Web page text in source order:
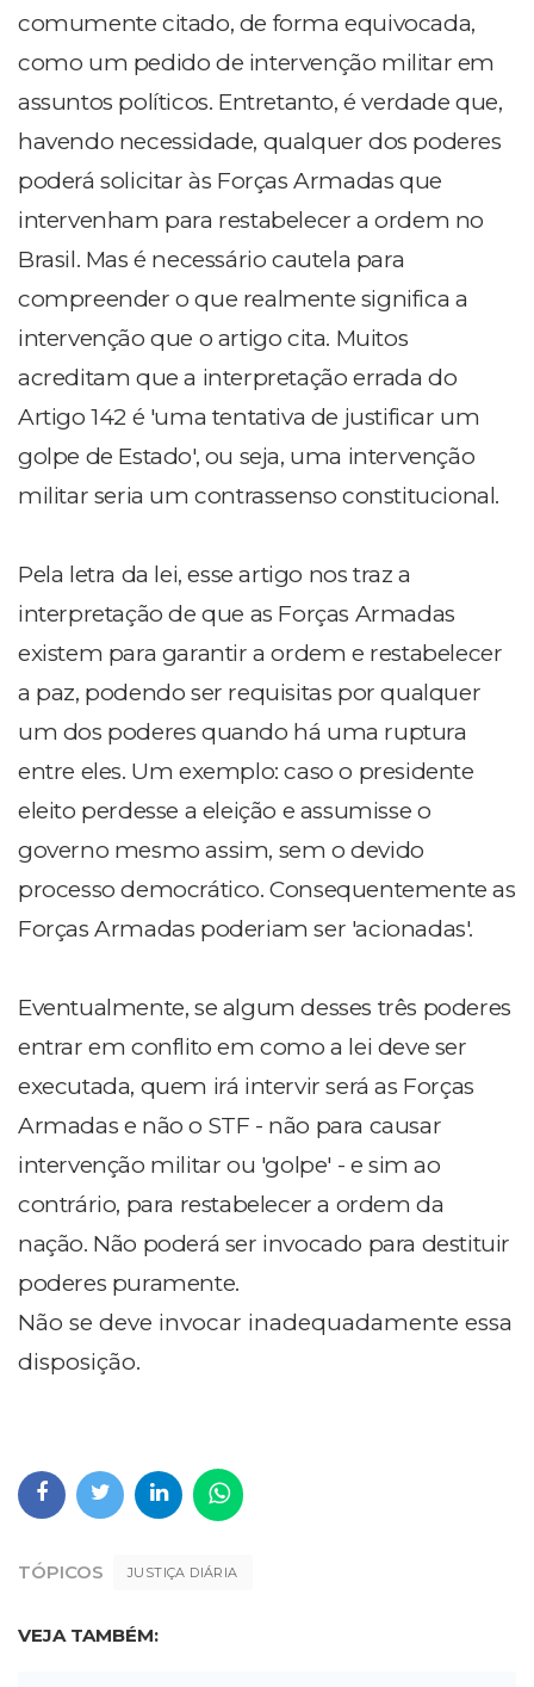
comumente citado, de forma equivocada,
como um pedido de intervenção militar em
assuntos políticos. Entretanto, é verdade que,
havendo necessidade, qualquer dos poderes
poderá solicitar às Forças Armadas que
intervenham para restabelecer a ordem no
Brasil. Mas é necessário cautela para
compreender o que realmente significa a
intervenção que o artigo cita. Muitos
acreditam que a interpretação errada do
Artigo 142 é 'uma tentativa de justificar um
golpe de Estado', ou seja, uma intervenção
militar seria um contrassenso constitucional.
Pela letra da lei, esse artigo nos traz a
interpretação de que as Forças Armadas
existem para garantir a ordem e restabelecer
a paz, podendo ser requisitas por qualquer
um dos poderes quando há uma ruptura
entre eles. Um exemplo: caso o presidente
eleito perdesse a eleição e assumisse o
governo mesmo assim, sem o devido
processo democrático. Consequentemente as
Forças Armadas poderiam ser 'acionadas'.
Eventualmente, se algum desses três poderes
entrar em conflito em como a lei deve ser
executada, quem irá intervir será as Forças
Armadas e não o STF - não para causar
intervenção militar ou 'golpe' - e sim ao
contrário, para restabelecer a ordem da
nação. Não poderá ser invocado para destituir
poderes puramente.
Não se deve invocar inadequadamente essa
disposição.
TÓPICOS JUSTIÇA DIÁRIA
VEJA TAMBÉM: